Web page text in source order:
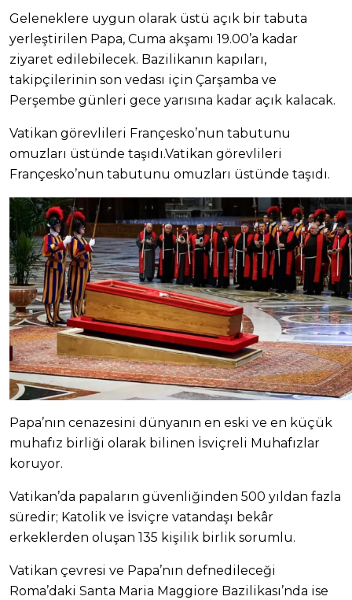
Geleneklere uygun olarak üstü açık bir tabuta
yerleştirilen Papa, Cuma akşamı 19.00’a kadar
ziyaret edilebilecek. Bazilikanın kapıları,
takipçilerinin son vedası için Çarşamba ve
Perşembe günleri gece yarısına kadar açık kalacak.
Vatikan görevlileri Françesko’nun tabutunu
omuzları üstünde taşıdı.Vatikan görevlileri
Françesko’nun tabutunu omuzları üstünde taşıdı.
Papa’nın cenazesini dünyanın en eski ve en küçük
muhafız birliği olarak bilinen İsviçreli Muhafızlar
koruyor.
Vatikan’da papaların güvenliğinden 500 yıldan fazla
süredir; Katolik ve İsviçre vatandaşı bekâr
erkeklerden oluşan 135 kişilik birlik sorumlu.
Vatikan çevresi ve Papa’nın defnedileceği
Roma’daki Santa Maria Maggiore Bazilikası’nda ise